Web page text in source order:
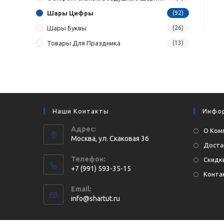
Шары Цифры (92)
Шары Буквы (26)
Товары Для Праздника (13)
Наши Контакты
Адрес:
Москва, ул. Cкаковая 36
Телефон:
+7 (991) 593-35-15
в
вашем
Email:
info@shartut.ru
О